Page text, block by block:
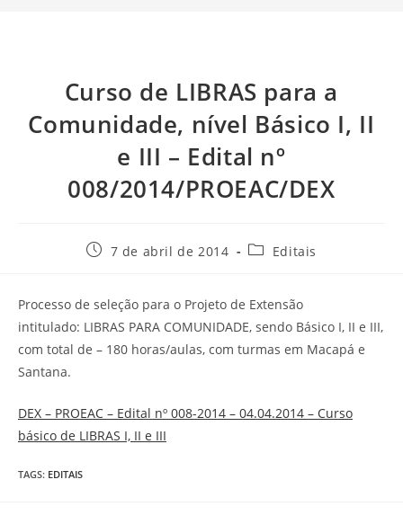
Curso de LIBRAS para a
Comunidade, nível Básico I, II
e III – Edital nº
008/2014/PROEAC/DEX
7 de abril de 2014 Editais
Processo de seleção para o Projeto de Extensão
intitulado: LIBRAS PARA COMUNIDADE, sendo Básico I, II e III,
com total de – 180 horas/aulas, com turmas em Macapá e
Santana.
DEX – PROEAC – Edital nº 008-2014 – 04.04.2014 – Curso
básico de LIBRAS I, II e III
TAGS: EDITAIS